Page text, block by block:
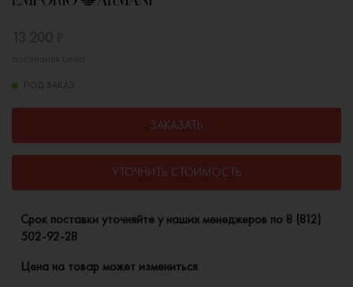
ПОД ЗАКАЗ
ЗАКАЗАТЬ
УТОЧНИТЬ СТОИМОСТЬ
Cрок поставки уточняйте у наших менеджеров по 8 (812)
502-92-28
Цена на товар может измениться